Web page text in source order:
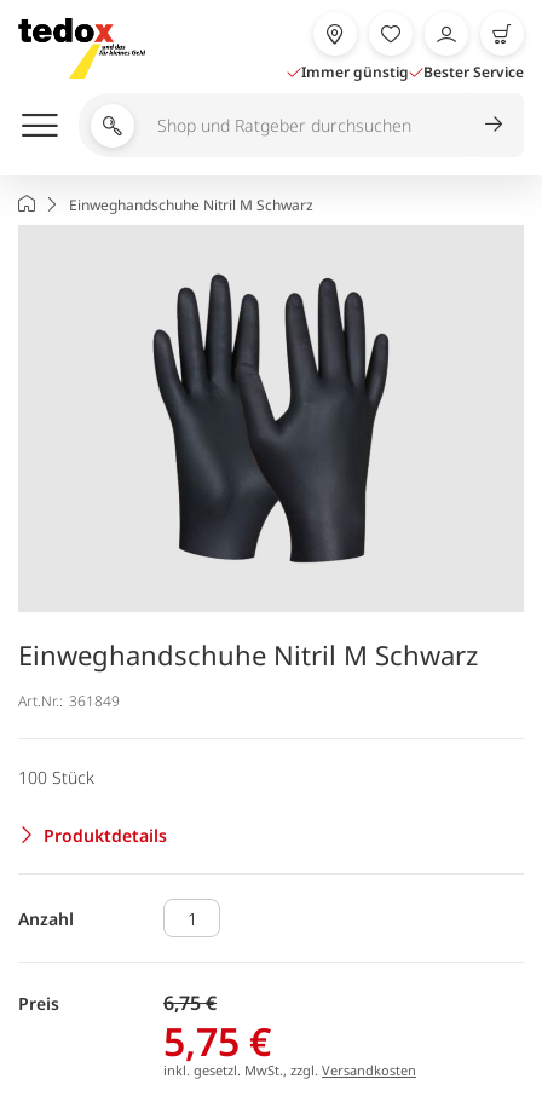
Inhalt
springen
Immer günstig Bester Service
Shop
durchsuchen
StartseiteEinweghandschuhe Nitril M Schwarz
Einweghandschuhe Nitril M Schwarz
Art.Nr.: 361849
100 Stück
Produktdetails
Anzahl
Preis 6,75 €
5,75 €
inkl. gesetzl. MwSt., zzgl. Versandkosten